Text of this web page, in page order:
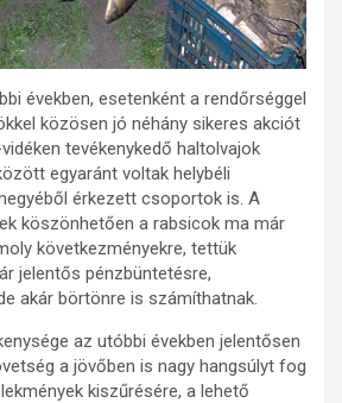
években, esetenként a rendőrséggel
közösen jó néhány sikeres akciót
tevékenykedő haltolvajok
egyaránt voltak helybéli
érkezett csoportok is. A
köszönhetően a rabsicok ma már
következményekre, tettük
jelentős pénzbüntetésre,
akár börtönre is számíthatnak.
az utóbbi években jelentősen
a jövőben is nagy hangsúlyt fog
kiszűrésére, a lehető